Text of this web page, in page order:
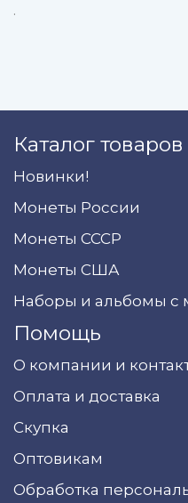
.
Каталог товаров
Новинки!
Монеты России
Монеты СССР
Монеты США
Наборы и альбомы с
Помощь
О компании и
Оплата и доставка
Скупка
Оптовикам
Обработка